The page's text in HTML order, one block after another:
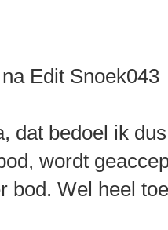
Edit Snoek043
dat bedoel ik
wordt
bod. Wel heel